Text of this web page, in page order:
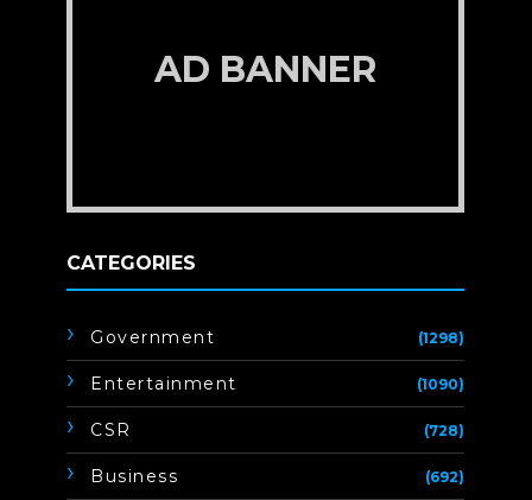
AD BANNER
CATEGORIES
Government (1298)
Entertainment (1090)
CSR (728)
Business (692)